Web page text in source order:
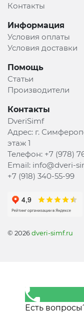
Контакты
Информация
Условия оплаты
Условия доставки
Помощь
Статьи
Производители
Контакты
DveriSimf
Адрес: г.
этаж 1
Телефон: +7 (978)
Email: info@dveri-
+7 (918) 340-55-99
© 2026dveri-simf.ru
Есть